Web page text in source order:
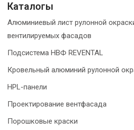
Каталогы
Алюминиевый лист рулонной
вентилируемых фасадов
Подсистема НВФ REVENTAL
Кровельный алюминий рулонной
HPL-панели
Проектирование вентфасада
Порошковые краски